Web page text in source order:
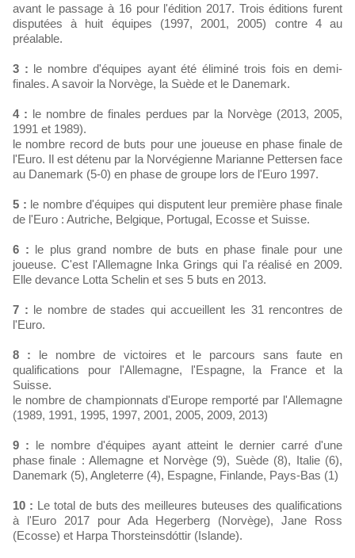
avant le passage à 16 pour l'édition 2017. Trois éditions furent
disputées à huit équipes (1997, 2001, 2005) contre 4 au
préalable.
3 : le nombre d'équipes ayant été éliminé trois fois en demi-
finales. A savoir la Norvège, la Suède et le Danemark.
4 : le nombre de finales perdues par la Norvège (2013, 2005,
1991 et 1989).
le nombre record de buts pour une joueuse en phase finale de
l'Euro. Il est détenu par la Norvégienne Marianne Pettersen face
au Danemark (5-0) en phase de groupe lors de l'Euro 1997.
5 : le nombre d'équipes qui disputent leur première phase finale
de l'Euro : Autriche, Belgique, Portugal, Ecosse et Suisse.
6 : le plus grand nombre de buts en phase finale pour une
joueuse. C'est l'Allemagne Inka Grings qui l'a réalisé en 2009.
Elle devance Lotta Schelin et ses 5 buts en 2013.
7 : le nombre de stades qui accueillent les 31 rencontres de
l'Euro.
8 : le nombre de victoires et le parcours sans faute en
qualifications pour l'Allemagne, l'Espagne, la France et la
Suisse.
le nombre de championnats d'Europe remporté par l'Allemagne
(1989, 1991, 1995, 1997, 2001, 2005, 2009, 2013)
9 : le nombre d'équipes ayant atteint le dernier carré d'une
phase finale : Allemagne et Norvège (9), Suède (8), Italie (6),
Danemark (5), Angleterre (4), Espagne, Finlande, Pays-Bas (1)
10 : Le total de buts des meilleures buteuses des qualifications
à l'Euro 2017 pour Ada Hegerberg (Norvège), Jane Ross
(Ecosse) et Harpa Thorsteinsdóttir (Islande).